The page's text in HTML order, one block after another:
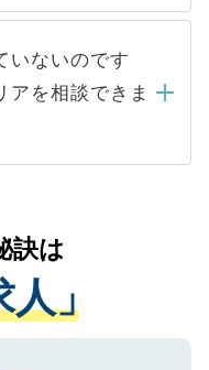
募が殺到する場
に合った人材の
るケースが増え
せん。内定先へ
ートナーが行い
はありませんの
イトからの登録
の個人情報は、
よび転職活動の
す。お預かりし
はご本人の許可
ついての厳密な
のみに付与され
取得済みです。
いないのです
アを相談できま
関の状況や紹介
なアドバイスを
にご転職をされ
ートが可能です
さい。
訣は
」